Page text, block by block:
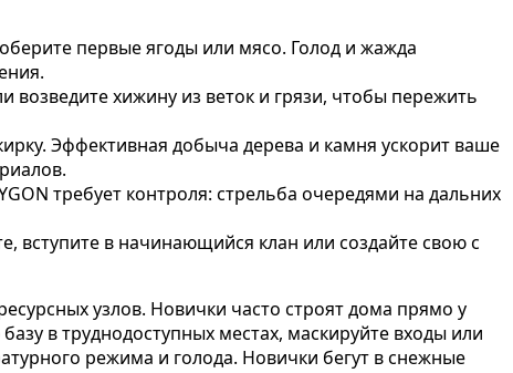
первые ягоды или мясо. Голод и жажда
хижину из веток и грязи, чтобы пережить
Эффективная добыча дерева и камня ускорит ваше
требует контроля: стрельба очередями на дальних
вступите в начинающийся клан или создайте свою с
узлов. Новички часто строят дома прямо у
в труднодоступных местах, маскируйте входы или
режима и голода. Новички бегут в снежные